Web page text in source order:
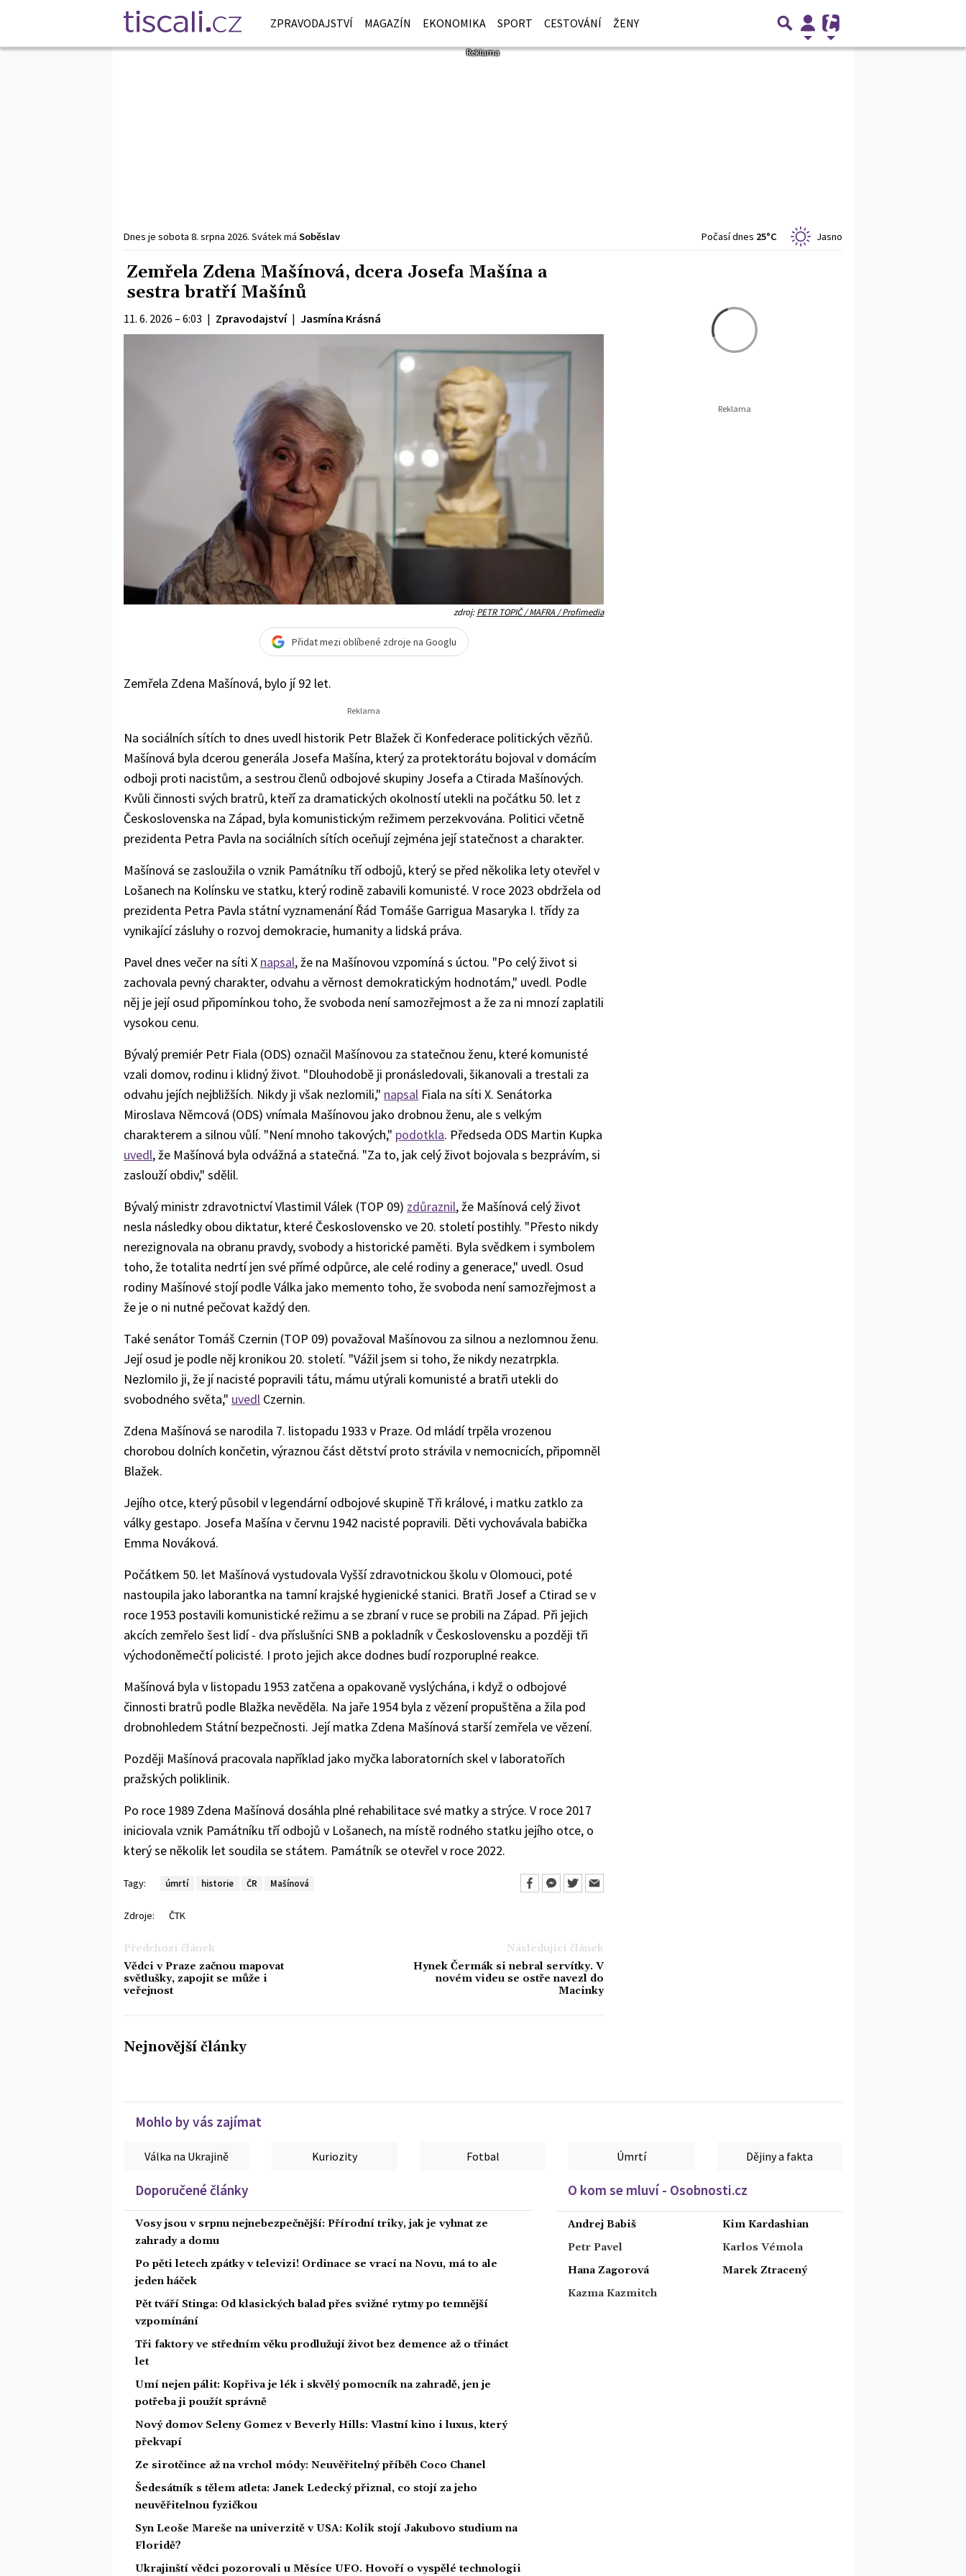
ZPRAVODAJSTVÍ MAGAZÍN EKONOMIKA SPORT CESTOVÁNÍ ŽENY
Dnes je sobota 8. srpna 2026. Svátek má Soběslav Počasí dnes 25°C Jasno
Zemřela Zdena Mašínová, dcera Josefa Mašína a
sestra bratří Mašínů
11. 6. 2026 – 6:03 | Zpravodajství | Jasmína Krásná
zdroj:PETR TOPIČ / MAFRA / Profimedia
Přidat mezi oblíbené zdroje na Googlu
Zemřela Zdena Mašínová, bylo jí 92 let.
Na sociálních sítích to dnes uvedl historik Petr Blažek či Konfederace politických vězňů.
Mašínová byla dcerou generála Josefa Mašína, který za protektorátu bojoval v domácím
odboji proti nacistům, a sestrou členů odbojové skupiny Josefa a Ctirada Mašínových.
Kvůli činnosti svých bratrů, kteří za dramatických okolností utekli na počátku 50. let z
Československa na Západ, byla komunistickým režimem perzekvována. Politici včetně
prezidenta Petra Pavla na sociálních sítích oceňují zejména její statečnost a charakter.
Mašínová se zasloužila o vznik Památníku tří odbojů, který se před několika lety otevřel v
Lošanech na Kolínsku ve statku, který rodině zabavili komunisté. V roce 2023 obdržela od
prezidenta Petra Pavla státní vyznamenání Řád Tomáše Garrigua Masaryka I. třídy za
vynikající zásluhy o rozvoj demokracie, humanity a lidská práva.
Pavel dnes večer na síti X napsal, že na Mašínovou vzpomíná s úctou. "Po celý život si
zachovala pevný charakter, odvahu a věrnost demokratickým hodnotám," uvedl. Podle
něj je její osud připomínkou toho, že svoboda není samozřejmost a že za ni mnozí zaplatili
vysokou cenu.
Bývalý premiér Petr Fiala (ODS) označil Mašínovou za statečnou ženu, které komunisté
vzali domov, rodinu i klidný život. "Dlouhodobě ji pronásledovali, šikanovali a trestali za
odvahu jejích nejbližších. Nikdy ji však nezlomili," napsal Fiala na síti X. Senátorka
Miroslava Němcová (ODS) vnímala Mašínovou jako drobnou ženu, ale s velkým
charakterem a silnou vůlí. "Není mnoho takových," podotkla. Předseda ODS Martin Kupka
uvedl, že Mašínová byla odvážná a statečná. "Za to, jak celý život bojovala s bezprávím, si
zaslouží obdiv," sdělil.
Bývalý ministr zdravotnictví Vlastimil Válek (TOP 09) zdůraznil, že Mašínová celý život
nesla následky obou diktatur, které Československo ve 20. století postihly. "Přesto nikdy
nerezignovala na obranu pravdy, svobody a historické paměti. Byla svědkem i symbolem
toho, že totalita nedrtí jen své přímé odpůrce, ale celé rodiny a generace," uvedl. Osud
rodiny Mašínové stojí podle Válka jako memento toho, že svoboda není samozřejmost a
že je o ni nutné pečovat každý den.
Také senátor Tomáš Czernin (TOP 09) považoval Mašínovou za silnou a nezlomnou ženu.
Její osud je podle něj kronikou 20. století. "Vážil jsem si toho, že nikdy nezatrpkla.
Nezlomilo ji, že jí nacisté popravili tátu, mámu utýrali komunisté a bratři utekli do
svobodného světa," uvedl Czernin.
Zdena Mašínová se narodila 7. listopadu 1933 v Praze. Od mládí trpěla vrozenou
chorobou dolních končetin, výraznou část dětství proto strávila v nemocnicích, připomněl
Blažek.
Jejího otce, který působil v legendární odbojové skupině Tři králové, i matku zatklo za
války gestapo. Josefa Mašína v červnu 1942 nacisté popravili. Děti vychovávala babička
Emma Nováková.
Počátkem 50. let Mašínová vystudovala Vyšší zdravotnickou školu v Olomouci, poté
nastoupila jako laborantka na tamní krajské hygienické stanici. Bratři Josef a Ctirad se v
roce 1953 postavili komunistické režimu a se zbraní v ruce se probili na Západ. Při jejich
akcích zemřelo šest lidí - dva příslušníci SNB a pokladník v Československu a později tři
východoněmečtí policisté. I proto jejich akce dodnes budí rozporuplné reakce.
Mašínová byla v listopadu 1953 zatčena a opakovaně vyslýchána, i když o odbojové
činnosti bratrů podle Blažka nevěděla. Na jaře 1954 byla z vězení propuštěna a žila pod
drobnohledem Státní bezpečnosti. Její matka Zdena Mašínová starší zemřela ve vězení.
Později Mašínová pracovala například jako myčka laboratorních skel v laboratořích
pražských poliklinik.
Po roce 1989 Zdena Mašínová dosáhla plné rehabilitace své matky a strýce. V roce 2017
iniciovala vznik Památníku tří odbojů v Lošanech, na místě rodného statku jejího otce, o
který se několik let soudila se státem. Památník se otevřel v roce 2022.
Tagy: úmrtí historie ČR Mašínová
Zdroje: ČTK
Předchozí článek
Vědci v Praze začnou mapovat
světlušky, zapojit se může i
veřejnost
Následující článek
Hynek Čermák si nebral servítky. V
novém videu se ostře navezl do
Macinky
Nejnovější články
Mohlo by vás zajímat
Válka na Ukrajině Kuriozity Fotbal Úmrtí Dějiny a fakta
Doporučené články
Vosy jsou v srpnu nejnebezpečnější: Přírodní triky, jak je vyhnat ze
zahrady a domu
Po pěti letech zpátky v televizi! Ordinace se vrací na Novu, má to ale
jeden háček
Pět tváří Stinga: Od klasických balad přes svižné rytmy po temnější
vzpomínání
Tři faktory ve středním věku prodlužují život bez demence až o třináct
let
Umí nejen pálit: Kopřiva je lék i skvělý pomocník na zahradě, jen je
potřeba ji použít správně
Nový domov Seleny Gomez v Beverly Hills: Vlastní kino i luxus, který
překvapí
Ze sirotčince až na vrchol módy: Neuvěřitelný příběh Coco Chanel
Šedesátník s tělem atleta: Janek Ledecký přiznal, co stojí za jeho
neuvěřitelnou fyzičkou
Syn Leoše Mareše na univerzitě v USA: Kolik stojí Jakubovo studium na
Floridě?
Ukrajinští vědci pozorovali u Měsíce UFO. Hovoří o vyspělé technologii
O kom se mluví - Osobnosti.cz
Andrej Babiš
Petr Pavel
Hana Zagorová
Kazma Kazmitch
Kim Kardashian
Karlos Vémola
Marek Ztracený